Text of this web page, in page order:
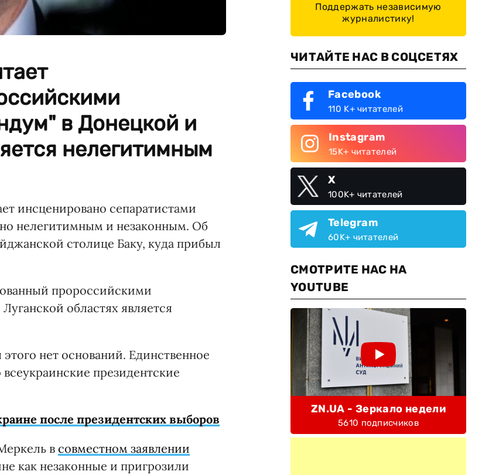
в Донецкой и
нелегитимным
инсценировано сепаратистами
нелегитимным и незаконным. Об
столице Баку, куда прибыл
пророссийскими
областях является
нет оснований. Единственное
президентские
после президентских выборов
в совместном заявлении
как незаконные и пригрозили
Поддержать независимую
журналистику!
ЧИТАЙТЕ НАС В СОЦСЕТЯХ
Facebook
110 K+ читателей
Instagram
15K+ читателей
X
100K+ читателей
Telegram
60K+ читателей
СМОТРИТЕ НАС НА
YOUTUBE
ZN.UA - Зеркало недели
5610 подписчиков